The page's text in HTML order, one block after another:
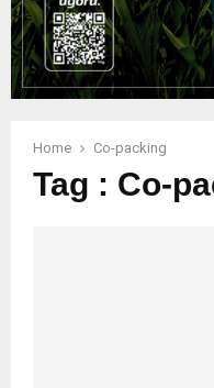
Home Co-packing
Tag : Co-